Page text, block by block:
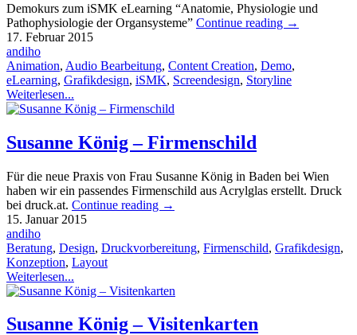
Demokurs zum iSMK eLearning “Anatomie, Physiologie und
Pathophysiologie der Organsysteme” Continue reading →
17. Februar 2015
andiho
Animation, Audio Bearbeitung, Content Creation, Demo,
eLearning, Grafikdesign, iSMK, Screendesign, Storyline
Weiterlesen...
Susanne König – Firmenschild
Für die neue Praxis von Frau Susanne König in Baden bei Wien
haben wir ein passendes Firmenschild aus Acrylglas erstellt. Druck
bei druck.at. Continue reading →
15. Januar 2015
andiho
Beratung, Design, Druckvorbereitung, Firmenschild, Grafikdesign,
Konzeption, Layout
Weiterlesen...
Susanne König – Visitenkarten